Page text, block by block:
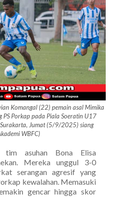
Komangal (22) pemain asal Mimika
PS Porkap pada Piala Soeratin U17
Jumat (5/9/2025) siang
WBFC)
tim asuhan Bona Elisa
Mereka unggul 3-0
serangan agresif yang
kewalahan. Memasuki
gencar hingga skor